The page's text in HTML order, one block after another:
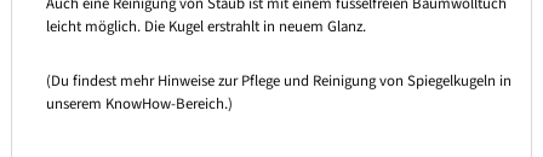
leicht möglich. Die Kugel erstrahlt in neuem Glanz.
(Du findest mehr Hinweise zur Pflege und Reinigung von Spiegelkugeln in
unserem KnowHow-Bereich.)